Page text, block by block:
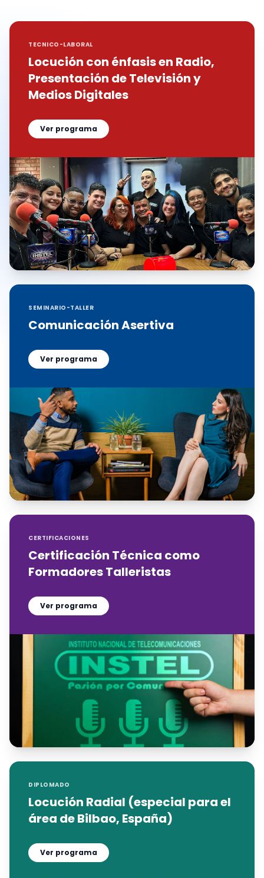
TECNICO-LABORAL
Locución con énfasis en Radio,
Presentación de Televisión y
Medios Digitales
Ver programa
SEMINARIO-TALLER
Comunicación Asertiva
Ver programa
CERTIFICACIONES
Certificación Técnica como
Formadores Talleristas
Ver programa
DIPLOMADO
Locución Radial (especial para el
área de Bilbao, España)
Ver programa